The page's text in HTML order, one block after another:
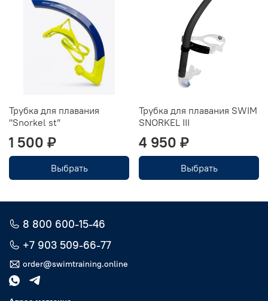
Трубка для плавания
"Snorkel st”
1 500 ₽
Выбрать
Трубка для плавания SWIM
SNORKEL III
4 950 ₽
Выбрать
8 800 600-15-46
+7 903 509-66-77
order@swimtraining.online